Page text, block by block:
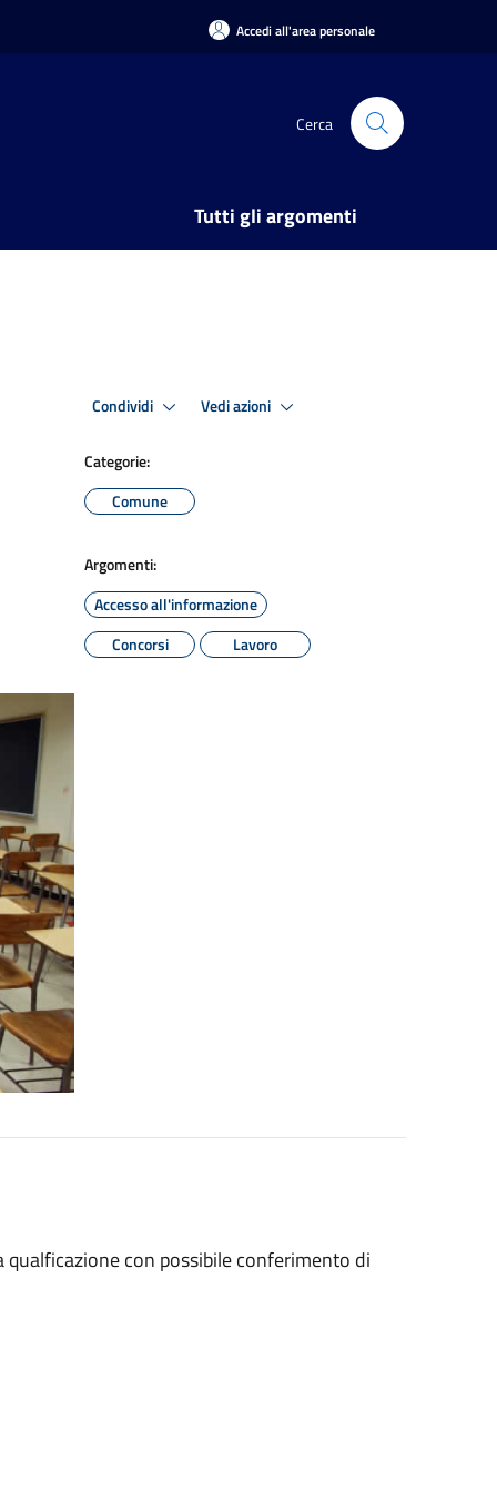
Accedi all'area personale
Cerca
Tutti gli argomenti
Condividi Vedi azioni
Categorie:
Comune
Argomenti:
Accesso all'informazione
Concorsi
Lavoro
con possibile conferimento di